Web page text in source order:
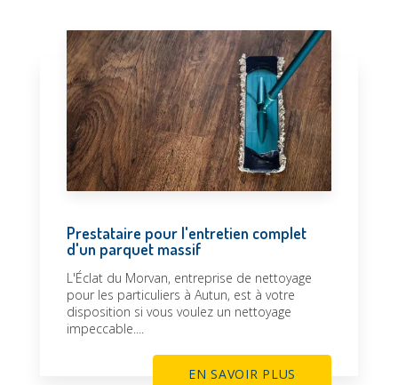
Prestataire pour l'entretien complet
d'un parquet massif
L'Éclat du Morvan, entreprise de nettoyage
pour les particuliers à Autun, est à votre
disposition si vous voulez un nettoyage
impeccable....
EN SAVOIR PLUS